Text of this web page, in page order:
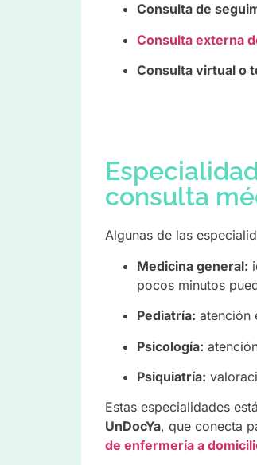
Consulta de
Consulta externa
Consulta virtual o
consulta
Algunas de las
Medicina general:
pocos minutos
Pediatría: atención
Psicología:
Psiquiatría:
Estas especialidades
UnDocYa, que conecta
de enfermería a